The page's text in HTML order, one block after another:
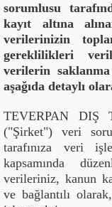
sorumlusu
kayıt altına
verilerinizin
gereklilikleri
verilerin
aşağıda detaylı
TEVERPAN DIŞ
("Şirket") veri
tarafınıza veri
kapsamında
verileriniz, kanun
ve bağlantılı